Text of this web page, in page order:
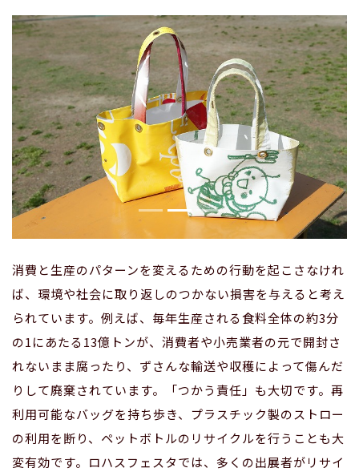
消費と生産のパターンを変えるための行動を起こさなけれ
ば、環境や社会に取り返しのつかない損害を与えると考え
られています。例えば、毎年生産される食料全体の約3分
の1にあたる13億トンが、消費者や小売業者の元で開封さ
れないまま腐ったり、ずさんな輸送や収穫によって傷んだ
りして廃棄されています。「つかう責任」も大切です。再
利用可能なバッグを持ち歩き、プラスチック製のストロー
の利用を断り、ペットボトルのリサイクルを行うことも大
変有効です。ロハスフェスタでは、多くの出展者がリサイ